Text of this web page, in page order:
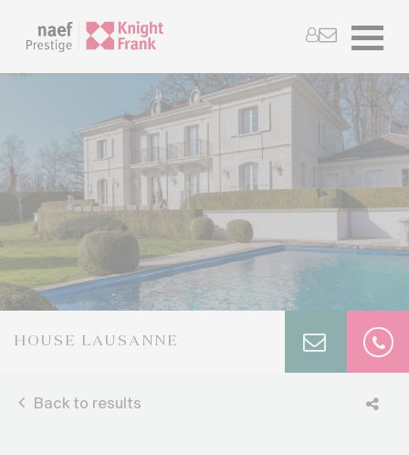
HOUSE LAUSANNE
Back to results